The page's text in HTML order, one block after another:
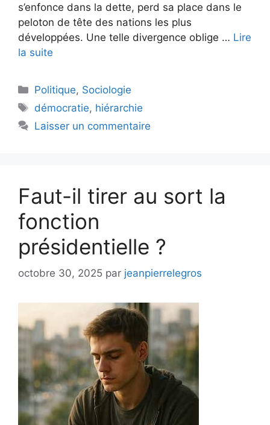
s’enfonce dans la dette, perd sa place dans le
peloton de tête des nations les plus
développées. Une telle divergence oblige … Lire
la suite
Catégories
Politique, Sociologie
Étiquettes
démocratie, hiérarchie
Laisser un commentaire
Faut-il tirer au sort la
fonction
présidentielle ?
octobre 30, 2025 par jeanpierrelegros